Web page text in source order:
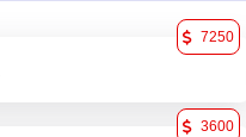
7250
3600